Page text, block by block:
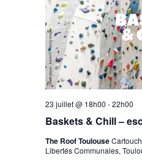
Baskets & Chill –
23 juillet @ 18h00 -22h00
The Roof Toulouse
Libertés Communales,